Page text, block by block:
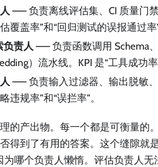
—— 负责离线评估集、CI 质量门
覆盖率”和“回归测试的误报通过率”
负责人 —— 负责函数调用 Schema
）流水线。KPI 是“工具成功率
—— 负责输入过滤器、输出脱敏
违规率”和“误拦率”。
的产出物。每一个都是可衡量的
得到了有用的答案。这个缝隙就
哪个负责人懒惰。评估负责人无